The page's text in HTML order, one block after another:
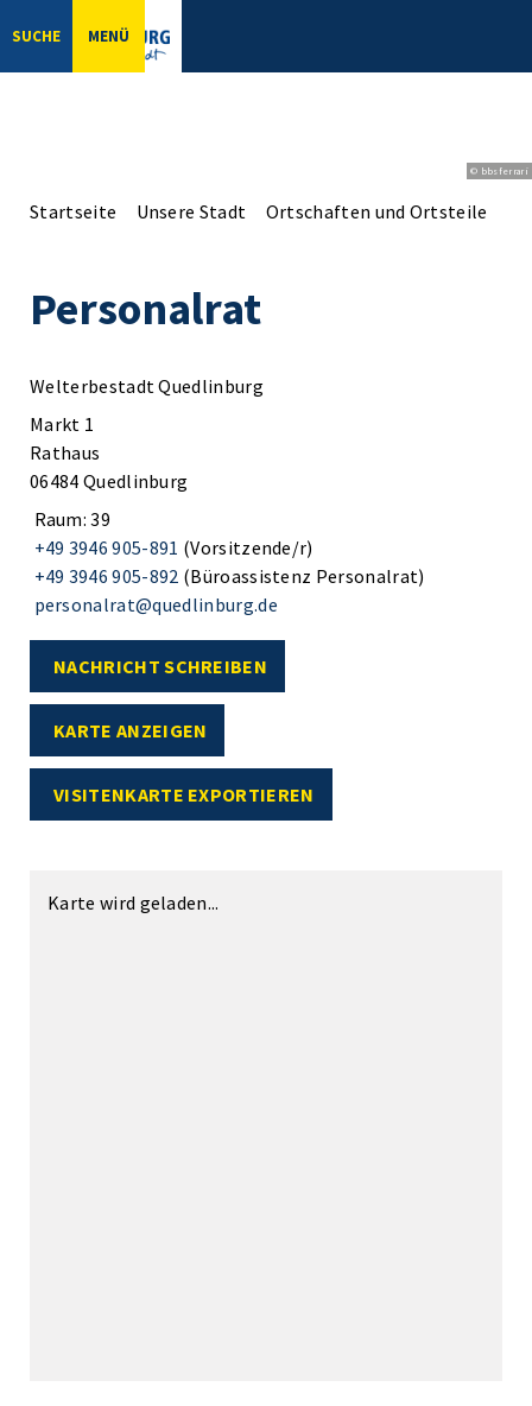
SUCHE MENÜ
© bbsferrari
Startseite Unsere Stadt Ortschaften und Ortsteile
Personalrat
Welterbestadt Quedlinburg
Markt 1
Rathaus
06484 Quedlinburg
Raum: 39
+49 3946 905-891 (Vorsitzende/r)
+49 3946 905-892 (Büroassistenz Personalrat)
personalrat@quedlinburg.de
NACHRICHT SCHREIBEN
KARTE ANZEIGEN
VISITENKARTE EXPORTIEREN
Karte wird geladen...